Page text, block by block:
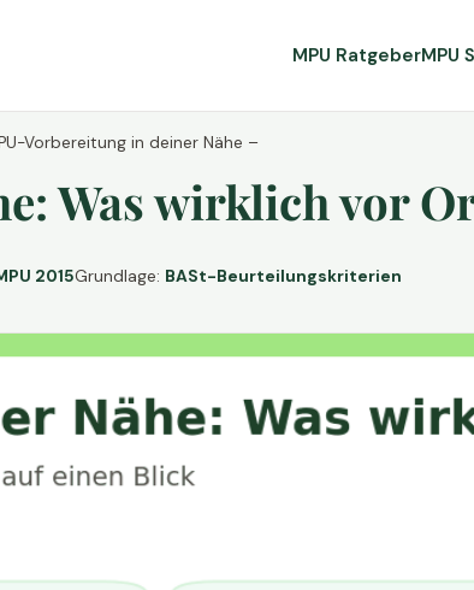
MPU RatgeberMPU
Vorbereitung in deiner Nähe –
Was wirklich vor
2015Grundlage: BASt-Beurteilungskriterien